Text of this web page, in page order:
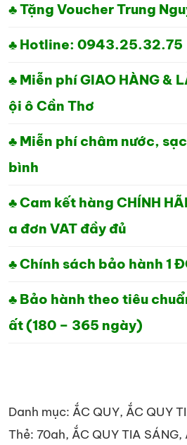
♣ Tặng Voucher Trung
♣ Hotline: 0943.25.32.75
♣ Miễn phí GIAO HÀNG &
ội ô Cần Thơ
♣ Miễn phí châm nước,
bình
♣ Cam kết hàng CHÍNH
a đơn VAT đầy đủ
♣ Chính sách bảo hành 1
♣ Bảo hành theo tiêu
ất (180 – 365 ngày)
Danh mục: ẮC QUY, ẮC QUY
Thẻ: 70ah, ẮC QUY TIA SÁNG,